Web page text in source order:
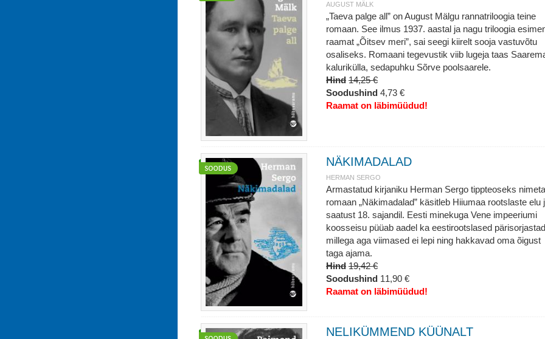
AUGUST MÄLK
„Taeva palge all” on August Mälgu rannatriloogia teine
romaan. See ilmus 1937. aastal ja nagu triloogia
raamat „Õitsev meri”, sai seegi kiirelt sooja vastuvõtu
osaliseks. Romaani tegevustik viib lugeja taas
kalurikülla, sedapuhku Sõrve poolsaarele.
Hind 14,25 €
Soodushind 4,73 €
Raamat on läbimüüdud!
NÄKIMADALAD
HERMAN SERGO
Armastatud kirjaniku Herman Sergo tippteoseks
romaan „Näkimadalad” käsitleb Hiiumaa rootslaste elu
saatust 18. sajandil. Eesti minekuga Vene impeeriumi
koosseisu püüab aadel ka eestirootslased
millega aga viimased ei lepi ning hakkavad oma õigust
taga ajama.
Hind 19,42 €
Soodushind 11,90 €
Raamat on läbimüüdud!
NELIKÜMMEND KÜÜNALT